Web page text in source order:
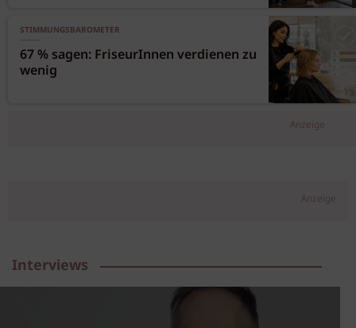
STIMMUNGSBAROMETER
67 % sagen: FriseurInnen verdienen zu
wenig
Anzeige
Anzeige
Interviews